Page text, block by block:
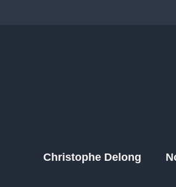
Christophe Delong